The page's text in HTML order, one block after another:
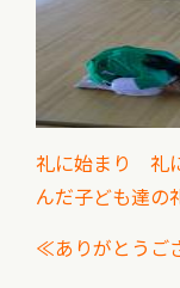
礼に始まり 礼
んだ子ども達の
≪ありがとうご